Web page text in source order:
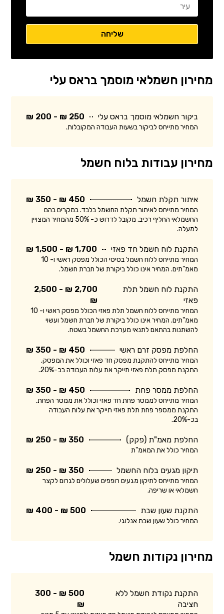
מחירון חשמלאי מוסמך בראס עלי
ביקור חשמלאי מוסמך בראס עלי 250 ₪ - 200 ₪
המחיר מתייחס לביקור בשעות העבודה המקובלות.
מחירון עבודות בלוח חשמל
איתור תקלת חשמל 450 ₪ - 350 ₪
המחיר מתייחס לאיתור תקלת החשמל בלבד. במקרים בהם
החשמלאי החליף רכיב, מקובל לדרוש כ- 50% מהמחיר המצויין
למעלה.
התקנת לוח חשמל חד פאזי 1,700 ₪ - 1,500 ₪
המחיר מתייחס ללוח חשמל בסיסי הכולל מפסק ראשי ו- 10
מאמ"תים. המחיר אינו כולל ביקורת של חברת חשמל.
התקנת לוח חשמל תלת
פאזי
2,700 ₪ - 2,500
₪
המחיר מתייחס ללוח חשמל תלת פאזי הכולל מפסק ראשי ו- 10
מאמ"תים. המחיר אינו כולל ביקורת של חברת חשמל ועשוי
להשתנות בהתאם לתנאי מערכת החשמל בשטח.
החלפת מפסק זרם ראשי 450 ₪ - 350 ₪
המחיר מתייחס להתקנת מפסק חד פאזי וכולל את המפסק.
התקנת מפסק תלת פאזי תייקר את עלות העבודה בכ-20%.
החלפת ממסר פחת 450 ₪ - 350 ₪
המחיר מתייחס לממסר פחת חד פאזי וכולל את ממסר הפחת.
התקנת ממספר פחת תלת פאזי תייקר את עלות העבודה
בכ-20%.
החלפת מאמ"ת (פקק) 350 ₪ - 250 ₪
המחיר כולל את המאמ"ת
תיקון מגעים בלוח החשמל 350 ₪ - 250 ₪
המחיר מתייחס לתיקון מגעים רופפים שעלולים לגרום לקצר
חשמלאי או שריפה.
התקנת שעון שבת 500 ₪ - 400 ₪
המחיר כולל שעון שבת אנלוגי.
מחירון נקודות חשמל
התקנת נקודת חשמל ללא
חציבה
500 ₪ - 300
₪